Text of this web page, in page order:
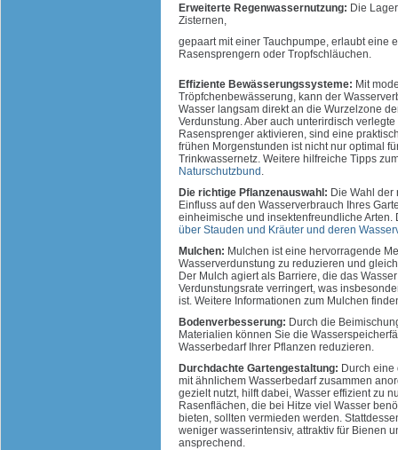
Erweiterte Regenwassernutzung: Die
Zisternen,
gepaart mit einer Tauchpumpe, erlaubt eine
Rasensprengern oder Tropfschläuchen.
Effiziente Bewässerungssysteme: Mit
Tröpfchenbewässerung, kann der
Wasser langsam direkt an die Wurzelzone
Verdunstung. Aber auch unterirdisch
Rasensprenger aktivieren, sind eine
frühen Morgenstunden ist nicht nur optimal
Trinkwassernetz. Weitere hilfreiche Tipps
Naturschutzbund .
Die richtige Pflanzenauswahl: Die Wahl
Einfluss auf den Wasserverbrauch Ihres
einheimische und insektenfreundliche
über Stauden und Kräuter und deren
Mulchen: Mulchen ist eine hervorragende
Wasserverdunstung zu reduzieren und
Der Mulch agiert als Barriere, die das
Verdunstungsrate verringert, was
ist. Weitere Informationen zum Mulchen
Bodenverbesserung: Durch die
Materialien können Sie die
Wasserbedarf Ihrer Pflanzen reduzieren.
Durchdachte Gartengestaltung: Durch
mit ähnlichem Wasserbedarf zusammen
gezielt nutzt, hilft dabei, Wasser effizient zu
Rasenflächen, die bei Hitze viel Wasser
bieten, sollten vermieden werden.
weniger wasserintensiv, attraktiv für Bienen
ansprechend.